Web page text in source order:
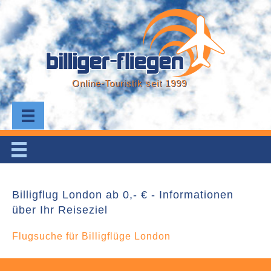
Online-Touristik seit 1999
Billigflug London ab 0,- € - Informationen
über Ihr Reiseziel
Flugsuche für Billigflüge London